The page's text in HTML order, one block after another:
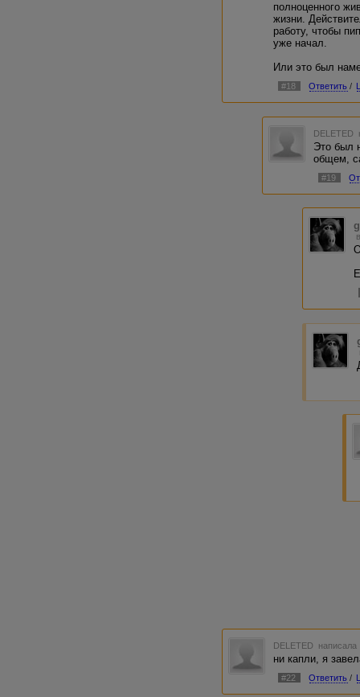
полноценного
жизни.
работу, чтобы
уже начал.
Или это был
#18 Ответить /
DELETED
Это был
общем,
#19
DELETED
ни капли, я
#22 Ответить /